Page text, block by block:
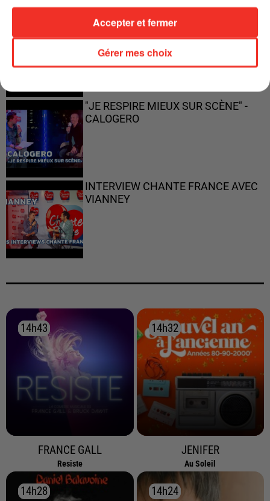
"ON N'EST PAS DES PARENTS
PARFAITS"
"JE RESPIRE MIEUX SUR SCÈNE" -
CALOGERO
INTERVIEW CHANTE FRANCE AVEC
VIANNEY
14h43
14h43
FRANCE GALL
Resiste
14h32
14h32
JENIFER
Au Soleil
14h28
14h28 14h24
14h24
Gérer mes choix
Accepter et fermer